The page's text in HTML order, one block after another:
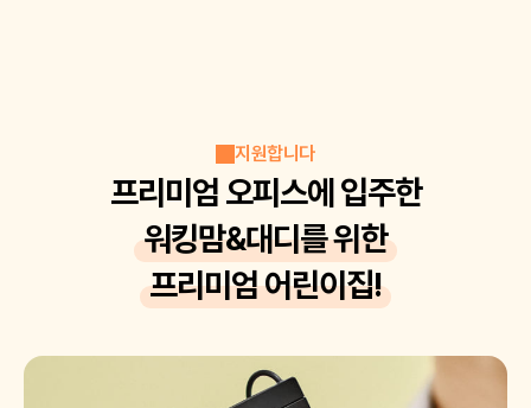
지원합니다
프리미엄 오피스에 입주한
워킹맘&대디를 위한
프리미엄 어린이집!